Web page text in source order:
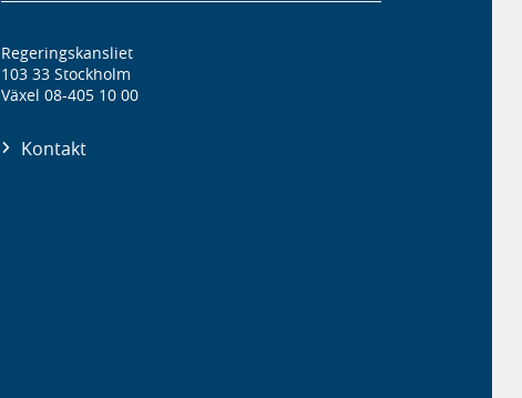
Regeringskansliet
103 33 Stockholm
Växel 08-405 10 00
Kontakt